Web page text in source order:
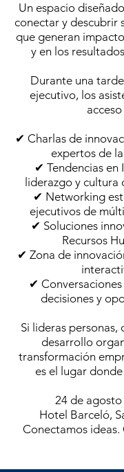
Un espacio
conectar y descubrir
que generan
y en los
Durante una
ejecutivo, los
acceso
✔ Charlas de
expertos de
✔ Tendencias en
liderazgo y cultura
✔ Networking
ejecutivos de
✔ Soluciones
Recursos
✔ Zona de
✔
decisiones y
Si lideras personas,
desarrollo
transformación
es el lugar
24 de
Hotel Barceló,
Conectamos ideas.